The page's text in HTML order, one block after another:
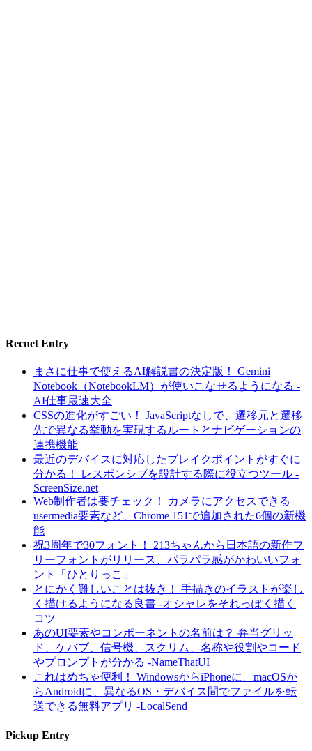
Recnet Entry
まさに仕事で使えるAI解説書の決定版！ Gemini
Notebook（NotebookLM）が使いこなせるようになる -
AI仕事最速大全
CSSの進化がすごい！ JavaScriptなしで、遷移元と遷移
先で異なる挙動を実現するルートとナビゲーションの
連携機能
最近のデバイスに対応したブレイクポイントがすぐに
分かる！ レスポンシブを設計する際に役立つツール -
ScreenSize.net
Web制作者は要チェック！ カメラにアクセスできる
usermedia要素など、Chrome 151で追加された6個の新機
能
祝3周年で30フォント！ 213ちゃんから日本語の新作フ
リーフォントがリリース、パラパラ感がかわいいフォ
ント「ひとりっこ」
とにかく難しいことは抜き！ 手描きのイラストが楽し
く描けるようになる良書 -オシャレをそれっぽく描く
コツ
あのUI要素やコンポーネントの名前は？ 弁当グリッ
ド、ケバブ、信号機、スクリム、名称や役割やコード
やプロンプトが分かる -NameThatUI
これはめちゃ便利！ WindowsからiPhoneに、macOSか
らAndroidに、異なるOS・デバイス間でファイルを転
送できる無料アプリ -LocalSend
Pickup Entry